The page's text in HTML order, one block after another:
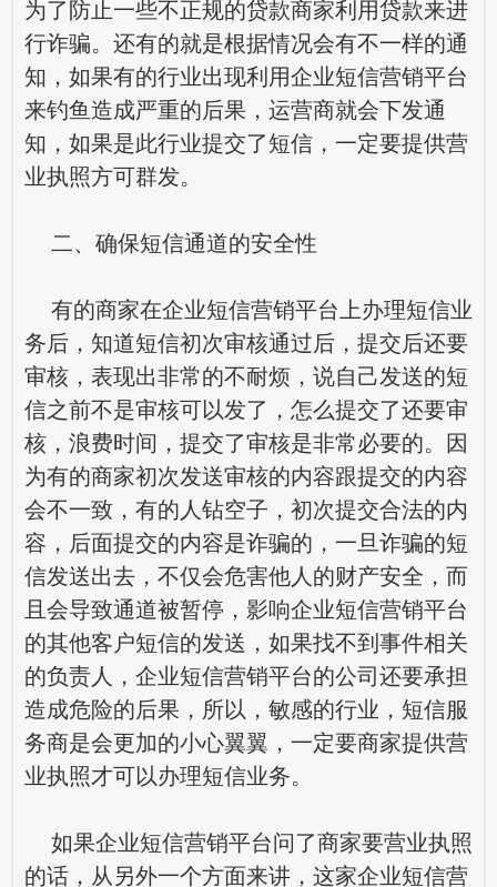
为了防止一些不正规的贷款商家利用贷款来进
行诈骗。还有的就是根据情况会有不一样的通
知，如果有的行业出现利用企业短信营销平台
来钓鱼造成严重的后果，运营商就会下发通
知，如果是此行业提交了短信，一定要提供营
业执照方可群发。
二、确保短信通道的安全性
有的商家在企业短信营销平台上办理短信业
务后，知道短信初次审核通过后，提交后还要
审核，表现出非常的不耐烦，说自己发送的短
信之前不是审核可以发了，怎么提交了还要审
核，浪费时间，提交了审核是非常必要的。因
为有的商家初次发送审核的内容跟提交的内容
会不一致，有的人钻空子，初次提交合法的内
容，后面提交的内容是诈骗的，一旦诈骗的短
信发送出去，不仅会危害他人的财产安全，而
且会导致通道被暂停，影响企业短信营销平台
的其他客户短信的发送，如果找不到事件相关
的负责人，企业短信营销平台的公司还要承担
造成危险的后果，所以，敏感的行业，短信服
务商是会更加的小心翼翼，一定要商家提供营
业执照才可以办理短信业务。
如果企业短信营销平台问了商家要营业执照
的话，从另外一个方面来讲，这家企业短信营